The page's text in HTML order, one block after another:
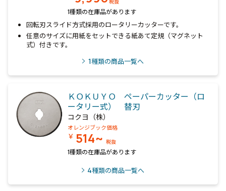
税抜
1種類の在庫品があります
回転刃スライド方式採用のロータリーカッターです。
任意のサイズに用紙をセットできる紙あて定規（マグネット
式）付きです。
1種類の商品一覧へ
ＫＯＫＵＹＯ ペーパーカッター（ロ
ータリー式） 替刃
コクヨ（株）
オレンジブック価格
￥ 514~ 税抜
1種類の在庫品があります
4種類の商品一覧へ